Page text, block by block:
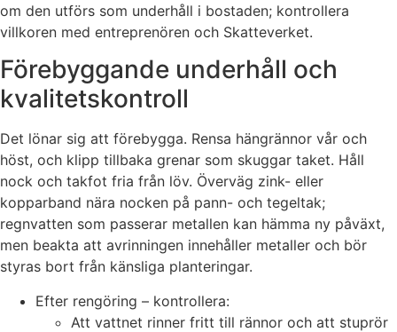
om den utförs som underhåll i bostaden; kontrollera
villkoren med entreprenören och Skatteverket.
Förebyggande underhåll och
kvalitetskontroll
Det lönar sig att förebygga. Rensa hängrännor vår och
höst, och klipp tillbaka grenar som skuggar taket. Håll
nock och takfot fria från löv. Överväg zink- eller
kopparband nära nocken på pann- och tegeltak;
regnvatten som passerar metallen kan hämma ny påväxt,
men beakta att avrinningen innehåller metaller och bör
styras bort från känsliga planteringar.
Efter rengöring – kontrollera:
Att vattnet rinner fritt till rännor och att stuprör